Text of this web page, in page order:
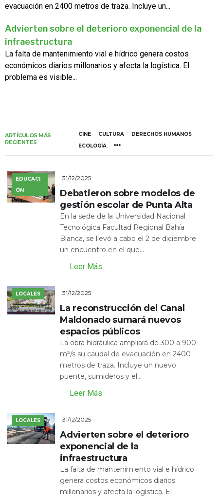
evacuación en 2400 metros de traza. Incluye un...
Advierten sobre el deterioro exponencial de la
infraestructura
La falta de mantenimiento vial e hídrico genera costos
económicos diarios millonarios y afecta la logística. El
problema es visible...
ARTÍCULOS MÁS
RECIENTES
CINE CULTURA
DERECHOS HUMANOS
ECOLOGÍA
EDUCACI
ÓN
31/12/2025
Debatieron sobre modelos de
gestión escolar de Punta Alta
En la sede de la Universidad Nacional
Tecnológica Facultad Regional Bahía
Blanca, se llevó a cabo el 2 de diciembre
un encuentro en el que...
Leer Más
LOCALES 31/12/2025
La reconstrucción del Canal
Maldonado sumará nuevos
espacios públicos
La obra hidráulica ampliará de 300 a 900
m³/s su caudal de evacuación en 2400
metros de traza. Incluye un nuevo
puente, sumideros y el...
Leer Más
LOCALES 31/12/2025
Advierten sobre el deterioro
exponencial de la
infraestructura
La falta de mantenimiento vial e hídrico
genera costos económicos diarios
millonarios y afecta la logística. El